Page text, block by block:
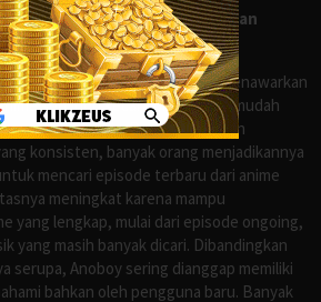
Anime Sub Indo Gratis dengan
Samehadaku
sebagai salah satu situs yang menawarkan
sub Indo secara praktis dan mudah
di Indonesia. Dengan tampilan
konsisten, banyak orang menjadikannya
mencari episode terbaru dari anime
meningkat karena mampu
yang lengkap, mulai dari episode ongoing,
yang masih banyak dicari. Dibandingkan
serupa, Anoboy sering dianggap memiliki
bahkan oleh pengguna baru. Banyak